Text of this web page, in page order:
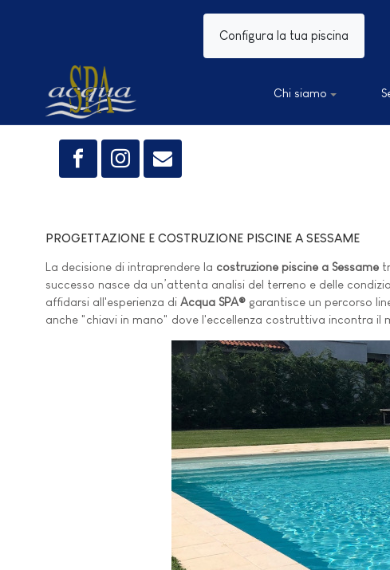
Configura la tua piscina
Chi siamo
PROGETTAZIONE E COSTRUZIONE PISCINE A SESSAME
La decisione di intraprendere la costruzione piscine a Sessame
successo nasce da un’attenta analisi del terreno e delle
affidarsi all'esperienza di Acqua SPA® garantisce un percorso
anche "chiavi in mano" dove l'eccellenza costruttiva incontra il